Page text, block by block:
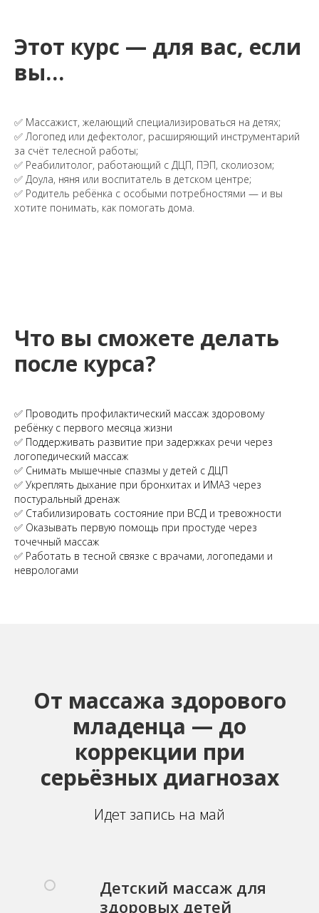
Этот курс — для вас, если
вы…
✅ Массажист, желающий специализироваться на детях;
✅ Логопед или дефектолог, расширяющий инструментарий
за счёт телесной работы;
✅ Реабилитолог, работающий с ДЦП, ПЭП, сколиозом;
✅ Доула, няня или воспитатель в детском центре;
✅ Родитель ребёнка с особыми потребностями — и вы
хотите понимать, как помогать дома.
Что вы сможете делать
после курса?
✅ Проводить профилактический массаж здоровому
ребёнку с первого месяца жизни
✅ Поддерживать развитие при задержках речи через
логопедический массаж
✅ Снимать мышечные спазмы у детей с ДЦП
✅ Укреплять дыхание при бронхитах и ИМАЗ через
постуральный дренаж
✅ Стабилизировать состояние при ВСД и тревожности
✅ Оказывать первую помощь при простуде через
точечный массаж
✅ Работать в тесной связке с врачами, логопедами и
неврологами
От массажа здорового
младенца — до
коррекции при
серьёзных диагнозах
Идет запись на май
Детский массаж для
здоровых детей